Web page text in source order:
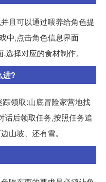
且可以通过喂养给角色提
中,点击角色信息界面
选择对应的食材制作。
进?
领取:山底冒险家营地找
话后领取任务,按照任务追
山坡、还有雪。